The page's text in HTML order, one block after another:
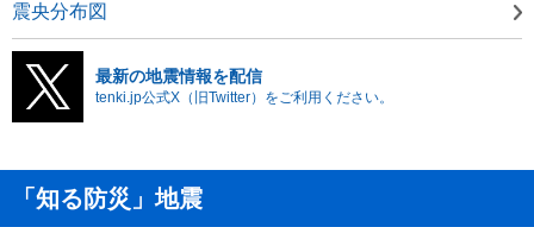
震央分布図
最新の地震情報を配信
tenki.jp公式X（旧Twitter）をご利用ください。
「知る防災」地震